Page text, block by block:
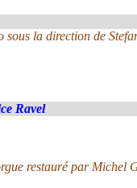
la direction de
Ravel
restauré par Michel